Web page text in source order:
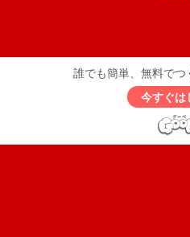
誰でも簡単、無料でつ
今すぐは